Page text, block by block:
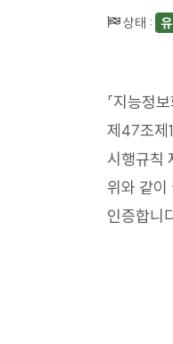
상태 :
「지능정
제47조제
시행규칙
위와 같이
인증합니